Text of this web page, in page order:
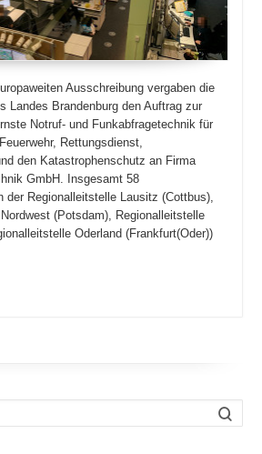
Ausschreibung vergaben die
Landes Brandenburg den Auftrag zur
Notruf- und Funkabfragetechnik für
Rettungsdienst,
den Katastrophenschutz an Firma
GmbH. Insgesamt 58
der Regionalleitstelle Lausitz (Cottbus),
(Potsdam), Regionalleitstelle
Oderland (Frankfurt(Oder))